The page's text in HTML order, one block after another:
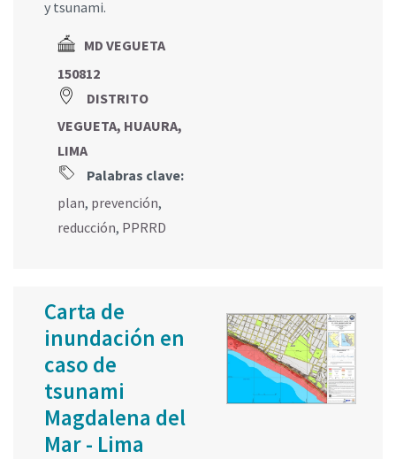
y tsunami.
MD VEGUETA
150812
DISTRITO
VEGUETA, HUAURA,
LIMA
Palabras clave:
plan, prevención,
reducción, PPRRD
Carta de
inundación en
caso de
tsunami
Magdalena del
Mar - Lima